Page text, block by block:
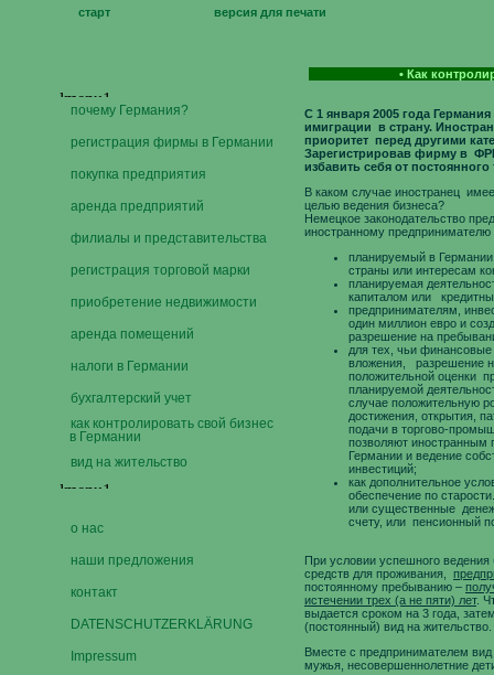
старт версия для печати
• Как
почему Германия?
регистрация фирмы в Германии
покупка предприятия
аренда предприятий
филиалы и представительства
регистрация торговой марки
приобретение недвижимости
аренда помещений
налоги в Германии
бухгалтерский учет
как контролировать свой бизнес
в Германии
вид на жительство
о нас
наши предложения
контакт
DATENSCHUTZERKLÄRUNG
Impressum
С 1 января 2005 года
имиграции в страну.
приоритет перед другими
Зарегистрировав фирму в
избавить себя от
В каком случае иностранец
целью ведения бизнеса?
Немецкое законодательство
иностранному
планируемый в Германии
страны или интересам
планируемая
капиталом или
предпринимателям,
один миллион евро и
разрешение на
для тех, чьи
вложения, разрешение
положительной оценки
планируемой
случае положительную
достижения, открытия,
подачи в торгово-
позволяют иностранным
Германии и ведение
инвестиций;
как дополнительное
обеспечение по
или существенные
счету, или пенсионный
При условии успешного
средств для проживания,
постоянному пребыванию –
истечении трех (а не пяти) лет.
выдается сроком на 3 года,
(постоянный) вид на жительство.
Вместе с предпринимателем
мужья, несовершеннолетние